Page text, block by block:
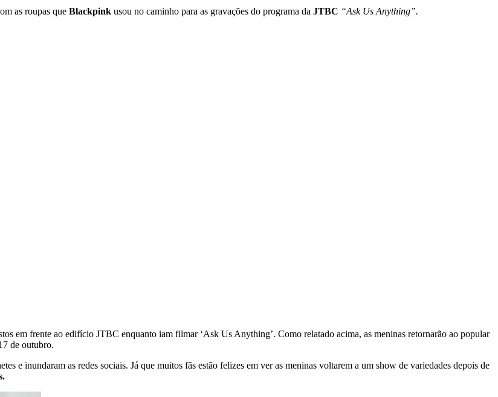
as roupas que Blackpink usou no caminho para as gravações do programa da JTBC “Ask Us Anything”.
em frente ao edifício JTBC enquanto iam filmar ‘Ask Us Anything’. Como relatado acima, as meninas retornarão ao popular
de outubro.
e inundaram as redes sociais. Já que muitos fãs estão felizes em ver as meninas voltarem a um show de variedades depois de